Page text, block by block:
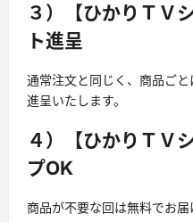
３）【ひかりＴＶ
ト進呈
通常注文と同じく、商品ご
進呈いたします。
４）【ひかりＴＶ
プOK
商品が不要な回は無料でお届